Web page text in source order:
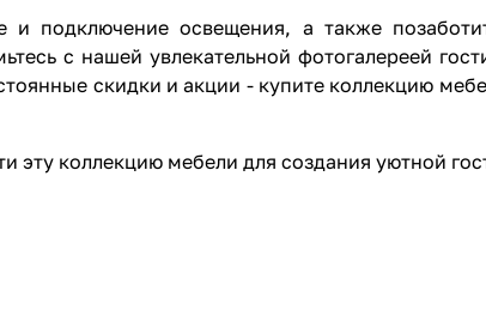
и подключение освещения, а также
с нашей увлекательной фотогалереей
скидки и акции - купите коллекцию
эту коллекцию мебели для создания уютной